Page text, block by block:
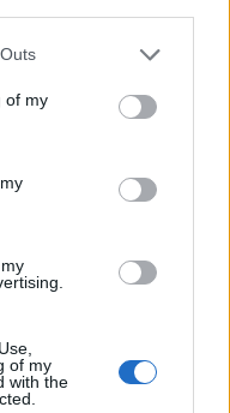
one or more Google
You may click to
its third-party tags to
in below Google
of my
of my
with the
tisztább
az uniós
552,3 millió